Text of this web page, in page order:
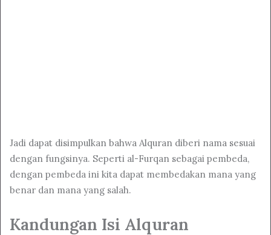
Jadi dapat disimpulkan bahwa Alquran diberi nama sesuai
dengan fungsinya. Seperti al-Furqan sebagai pembeda,
dengan pembeda ini kita dapat membedakan mana yang
benar dan mana yang salah.
Kandungan Isi Alquran